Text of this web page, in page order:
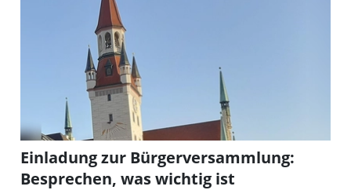
Einladung zur Bürgerversammlung:
Besprechen, was wichtig ist